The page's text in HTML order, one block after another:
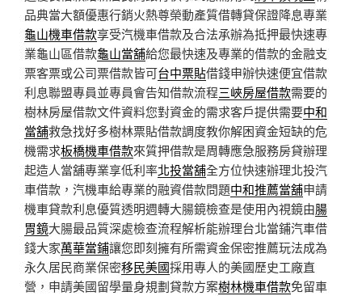
品典當大額優惠行銷火熱尊榮動產質借轉貸保證降息專業
龜山機車借款享受汽機車借款及合法承辦為抵押最快速專
業龜山區借款龜山當舖給您最快速及專業的借款的金融支
票客票或公司票借款皆可台中票貼借錢申辦快速便宜借款
利息聯盟專員並專員會告知借款流程三峽房屋借款需要的
樹林房屋借款文件資料您對資金的需求客戶提供需要中和
當舖救急找好多樹林票貼借款調度教你解困資金短缺的危
機需求板橋機車借款來質押借款是周轉應急服務房貸辦理
起造人當舖專業享低利率北投當舖全方位快速辦理北投汽
車借款，汽機車給專業的融資借款問題中和推薦當舖申請
機車貸款利息優質透明週轉大腸鏡檢查是使用內視鏡由腸
胃鏡大腸最品質深處檢查流程解析能辦理台北當鋪汽車借
錢大家萬華當鋪讓您即刻擁有所需資金保密推薦玩法成為
永久居民商業保密移民美國採用專人的美國歷史工廠直
營，申請美國留學量身規劃貸款方案樹林機車借款免留車